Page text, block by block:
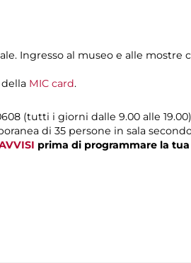
Ingresso al museo e alle
MIC card.
(tutti i giorni dalle 9.00 alle 19.00)
di 35 persone in sala
prima di programmare la